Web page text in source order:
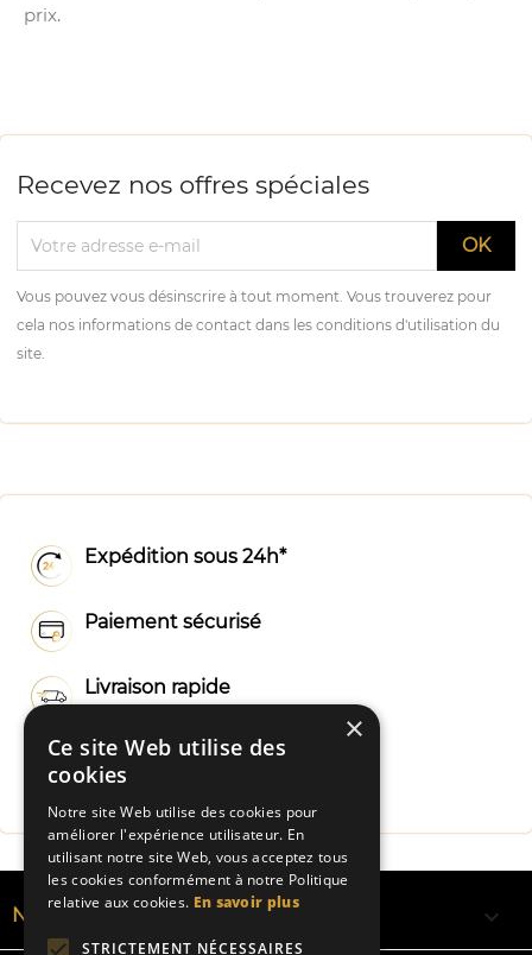
prix.
Recevez nos offres spéciales
Vous pouvez vous désinscrire à tout moment. Vous trouverez pour
cela nos informations de contact dans les conditions d'utilisation du
site.
Expédition sous 24h*
Paiement sécurisé
Livraison rapide
Fabrication Française
NOS RUBANS 
×
Ce site Web utilise des
cookies
Notre site Web utilise des cookies pour
améliorer l'expérience utilisateur. En
utilisant notre site Web, vous acceptez tous
les cookies conformément à notre Politique
relative aux cookies. En savoir plus
STRICTEMENT NÉCESSAIRES